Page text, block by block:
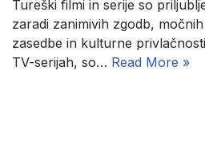
Tureški filmi in serije so
zaradi zanimivih zgodb,
zasedbe in kulturne
TV-serijah, so… Read More »